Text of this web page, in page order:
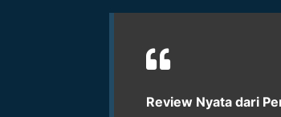
Review Nyata dari